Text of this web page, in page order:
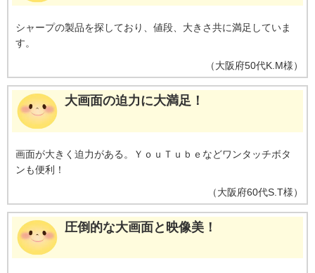
シャープの製品を探しており、値段、大きさ共に満足していま
す。
（大阪府50代K.M様）
大画面の迫力に大満足！
画面が大きく迫力がある。ＹｏｕＴｕｂｅなどワンタッチボタ
ンも便利！
（大阪府60代S.T様）
圧倒的な大画面と映像美！